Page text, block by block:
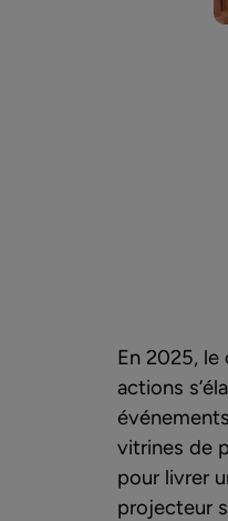
En 2025, le
actions
vitrines de
pour livrer
projecteur